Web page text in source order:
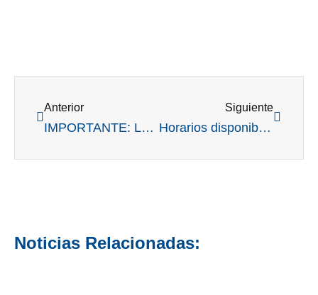
Anterior
IMPORTANTE: LOS HORARIOS VAN A ESTAR PUBLICADOS EL VIERNES 13 A LAS 13 HORAS. MUCHAS GRACIAS
Siguiente
Horarios disponibles del #84CCR: chequeá bien campos, días y horarios
Noticias Relacionadas: